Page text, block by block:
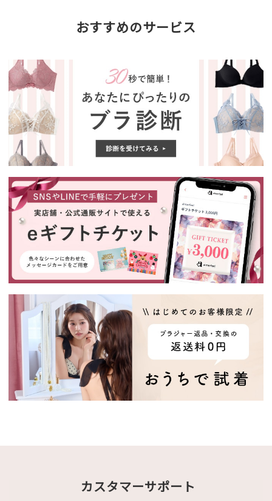
おすすめのサービス
カスタマーサポート